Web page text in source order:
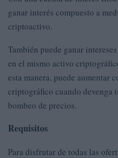
ganar interés compuesto a
criptoactivo.
También puede ganar
en el mismo activo
esta manera, puede aumentar
criptográfico cuando devenga
bombeo de precios.
Requisitos
Para disfrutar de todas las